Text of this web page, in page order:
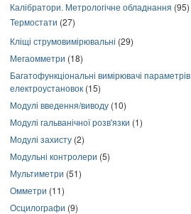
Калібратори. Метрологічне обладнання (95)
Термостати (27)
Кліщі струмовимірювальні (29)
Мегаомметри (18)
Багатофункціональні вимірювачі параметрів
електроустановок (15)
Модулі введення/виводу (10)
Модулі гальванічної розв'язки (1)
Модулі захисту (2)
Модульні контролери (5)
Мультиметри (51)
Омметри (11)
Осцилографи (9)